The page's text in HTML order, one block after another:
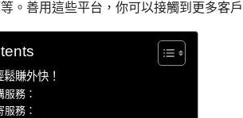
。善用這些平台，你可以接觸到更多客
賺外快！
服務：
務：